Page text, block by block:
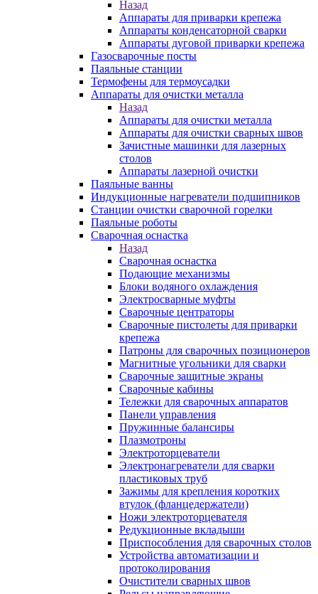
Назад
Аппараты для приварки крепежа
Аппараты конденсаторной сварки
Аппараты дуговой приварки крепежа
Газосварочные посты
Паяльные станции
Термофены для термоусадки
Аппараты для очистки металла
Назад
Аппараты для очистки металла
Аппараты для очистки сварных швов
Зачистные машинки для лазерных
столов
Аппараты лазерной очистки
Паяльные ванны
Индукционные нагреватели подшипников
Станции очистки сварочной горелки
Паяльные роботы
Сварочная оснастка
Назад
Сварочная оснастка
Подающие механизмы
Блоки водяного охлаждения
Электросварные муфты
Сварочные центраторы
Сварочные пистолеты для приварки
крепежа
Патроны для сварочных позиционеров
Магнитные угольники для сварки
Сварочные защитные экраны
Сварочные кабины
Тележки для сварочных аппаратов
Панели управления
Пружинные балансиры
Плазмотроны
Электроторцеватели
Электронагреватели для сварки
пластиковых труб
Зажимы для крепления коротких
втулок (фланцедержатели)
Ножи электроторцевателя
Редукционные вкладыши
Приспособления для сварочных столов
Устройства автоматизации и
протоколирования
Очистители сварных швов